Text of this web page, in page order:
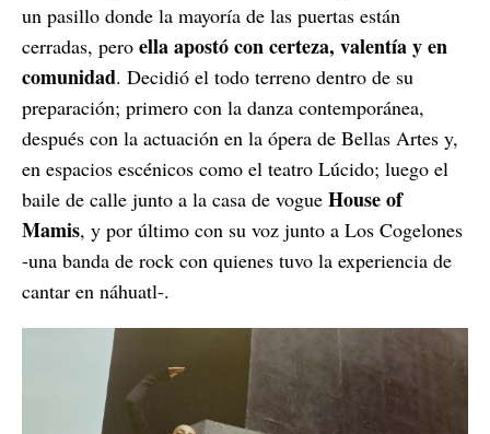
un pasillo donde la mayoría de las puertas están
cerradas, pero ella apostó con certeza, valentía y en
comunidad. Decidió el todo terreno dentro de su
preparación; primero con la danza contemporánea,
después con la actuación en la ópera de Bellas Artes y,
en espacios escénicos como el teatro Lúcido; luego el
baile de calle junto a la casa de vogue House of
Mamis, y por último con su voz junto a Los Cogelones
-una banda de rock con quienes tuvo la experiencia de
cantar en náhuatl-.